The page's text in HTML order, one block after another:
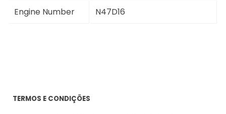
Engine Number N47D16
TERMOS E CONDIÇÕES